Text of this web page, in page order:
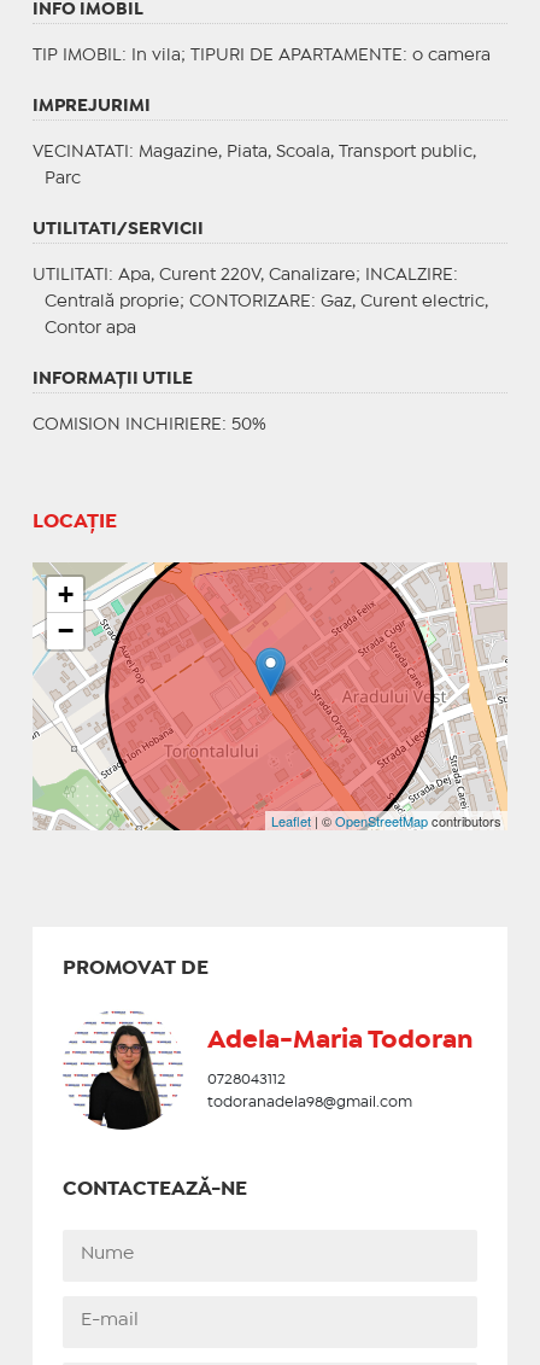
INFO IMOBIL
TIP IMOBIL : In vila; TIPURI DE APARTAMENTE : o camera
IMPREJURIMI
VECINATATI : Magazine, Piata, Scoala, Transport public,
Parc
UTILITATI/SERVICII
UTILITATI : Apa, Curent 220V, Canalizare; INCALZIRE :
Centrală proprie; CONTORIZARE : Gaz, Curent electric,
Contor apa
INFORMAŢII UTILE
COMISION INCHIRIERE: 50%
LOCAȚIE
+
−
Leaflet | ©OpenStreetMapcontributors
PROMOVAT DE
Adela-Maria Todoran
0728043112
todoranadela98@gmail.com
CONTACTEAZĂ-NE